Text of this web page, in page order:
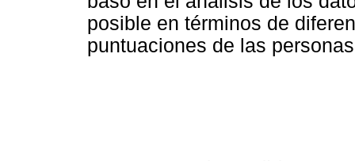
posible en términos de
puntuaciones de las